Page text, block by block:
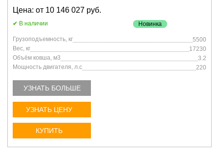
Цена: от 10 146 027 руб.
В наличии Новинка
Грузоподъемность, кг
5500
Вес, кг
17230
Объём ковша, м3
3.2
Мощность двигателя, л.с
220
УЗНАТЬ БОЛЬШЕ
УЗНАТЬ ЦЕНУ
КУПИТЬ